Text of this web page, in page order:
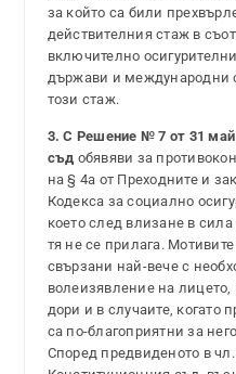
за който са били
действителния стаж в
включително
държави и международни
този стаж.
3. С Решение № 7 от 31 май
съд обявяви за
на § 4а от Преходните и
Кодекса за социално
което след влизане в
тя не се прилага.
свързани най-вече с
волеизявление на лицето,
дори и в случаите, когато
са по-благоприятни за
Според предвиденото в